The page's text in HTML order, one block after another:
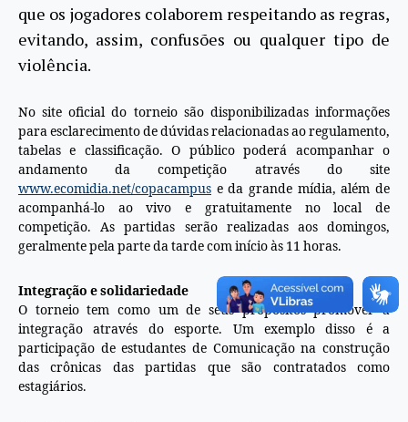
que os jogadores colaborem respeitando as regras,
evitando, assim, confusões ou qualquer tipo de
violência.
No site oficial do torneio são disponibilizadas informações
para esclarecimento de dúvidas relacionadas ao regulamento,
tabelas e classificação. O público poderá acompanhar o
andamento da competição através do site
www.ecomidia.net/copacampus e da grande mídia, além de
acompanhá-lo ao vivo e gratuitamente no local de
competição. As partidas serão realizadas aos domingos,
geralmente pela parte da tarde com início às 11 horas.
Integração e solidariedade
O torneio tem como um de seus propósitos promover a
integração através do esporte. Um exemplo disso é a
participação de estudantes de Comunicação na construção
das crônicas das partidas que são contratados como
estagiários.